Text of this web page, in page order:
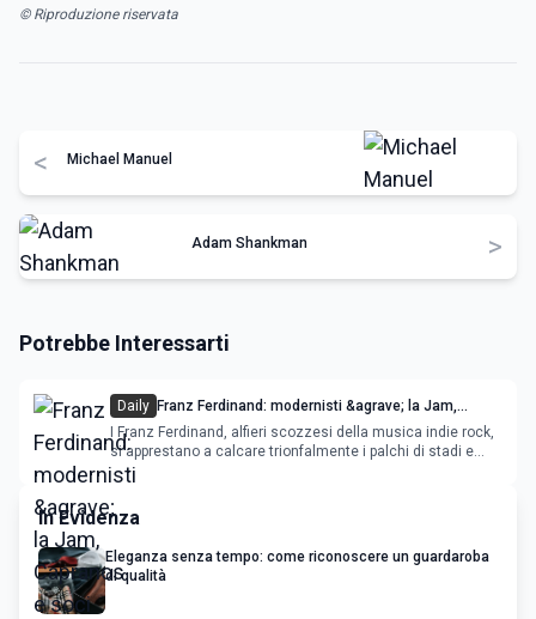
© Riproduzione riservata
< Michael Manuel
Adam Shankman >
Potrebbe Interessarti
Daily Franz Ferdinand: modernisti &agrave; la Jam,
Capranos e soci calcheranno i palchi italiani nel
2014
I Franz Ferdinand, alfieri scozzesi della musica indie rock,
si apprestano a calcare trionfalmente i palchi di stadi e
palazzetti italiani nel corso della primavera - estate 2014.
In Evidenza
Eleganza senza tempo: come riconoscere un guardaroba
di qualità